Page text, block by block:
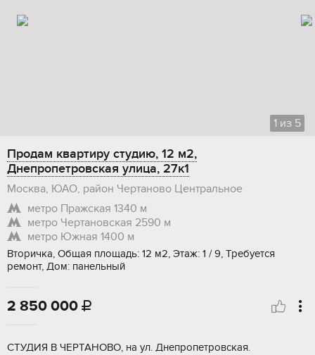
1 из 5
Продам квартиру студию, 12 м2,
Днепропетровская улица, 27к1
Москва, ЮАО, район Чертаново Центральное
метро Пражская 1340 м
метро Чертановская 2590 м
метро Южная 1400 м
Вторичка, Общая площадь: 12 м2, Этаж: 1 / 9, Требуется
ремонт, Дом: панельный
2 850 000 
CTУДИЯ B ЧЕPTAHОВО, на ул. Днeпрoпетровcкая.